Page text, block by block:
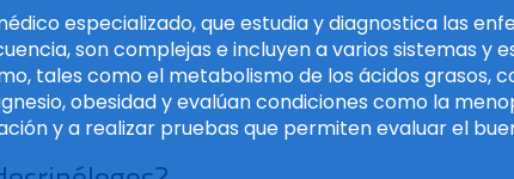
especializado, que estudia y diagnostica las
son complejas e incluyen a varios sistemas
tales como el metabolismo de los ácidos
obesidad y evalúan condiciones como la
y a realizar pruebas que permiten evaluar el